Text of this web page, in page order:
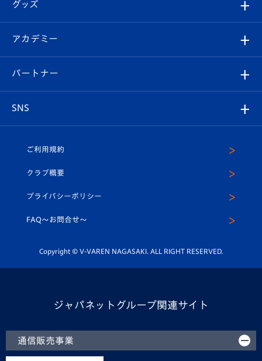
チケット
イベント
メディア
ホームタウン
スタッフプロフィール
マスコット紹介
平和祈念活動
ホームタウン活動
Revive Team
ヴィヴィくんの長崎おもてなしガイド
フォトギャラリー
スタジアムグルメ
V-LOVERS（ファンクラブ）
プレイヤーズスイート
グッズ
オンラインショップ
店舗情報
アカデミー
育成からのお知らせ
U-18
スクール
パートナー
SNS
ヴィヴィくんインスタグラム
公式LINE＠
ご利用規約
クラブ概要
プライバシーポリシー
FAQ〜お問合せ〜
Copyright © V-VAREN NAGASAKI. ALL RIGHT RESERVED.
ジャパネットグループ関連サイト
通信販売事業